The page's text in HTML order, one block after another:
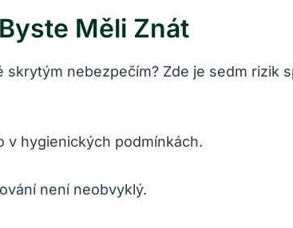
Měli Znát
nebezpečím? Zde je sedm rizik
v hygienických podmínkách.
není neobvyklý.